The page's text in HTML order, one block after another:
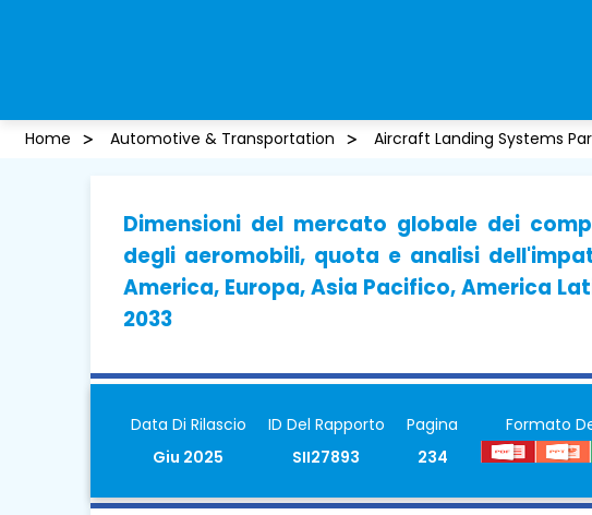
Home Automotive & Transportation Aircraft Landing Systems
Dimensioni del mercato globale dei
degli aeromobili, quota e analisi
America, Europa, Asia Pacifico, America
2033
Data Di Rilascio
Giu 2025
ID Del Rapporto
SII27893
Pagina
234
Formato